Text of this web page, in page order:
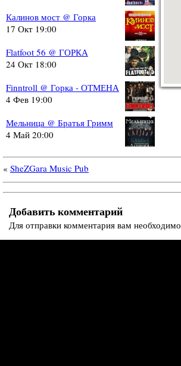
Калинов мост @ Горка
17 Окт 19:00
Flatfoot 56 @ ГОРКА
24 Окт 18:00
Finntroll @ Горка - ОТМЕНА
4 Фев 19:00
Мельница @ Братья Гримм
4 Май 20:00
« SheZGara Music Pub
Добавить комментарий
Для отправки комментария вам необходимо